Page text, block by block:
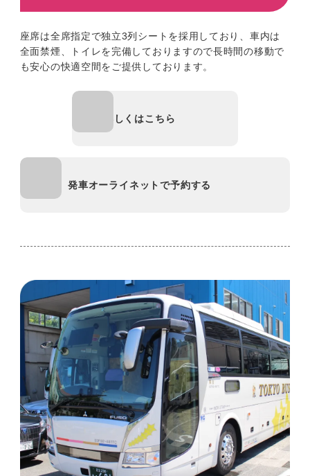
座席は全席指定で独立3列シートを採用しており、車内は
全面禁煙、トイレを完備しておりますので長時間の移動で
も安心の快適空間をご提供しております。
詳しくはこちら
発車オーライネットで予約する